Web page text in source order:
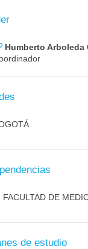
Humberto Arboleda
FACULTAD DE
de estudio